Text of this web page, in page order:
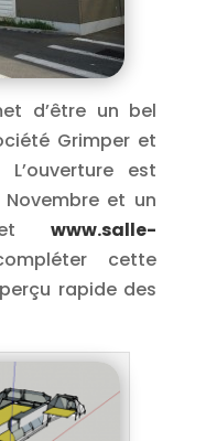
d’être un bel
Grimper et
est
et un
www.salle-
cette
rapide des